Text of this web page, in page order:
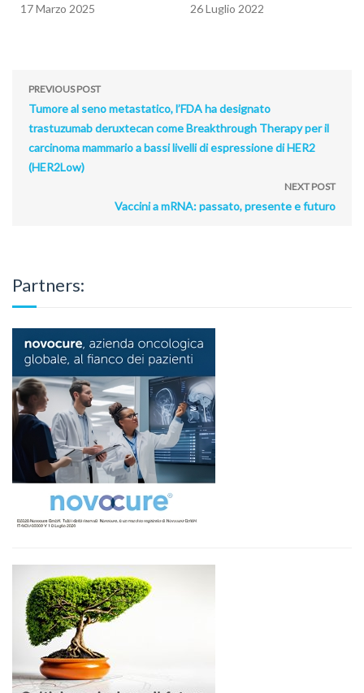
17 Marzo 2025 26 Luglio 2022
PREVIOUS POST
Tumore al seno metastatico, l’FDA ha designato
trastuzumab deruxtecan come Breakthrough Therapy per il
carcinoma mammario a bassi livelli di espressione di HER2
(HER2Low)
NEXT POST
Vaccini a mRNA: passato, presente e futuro
Partners: